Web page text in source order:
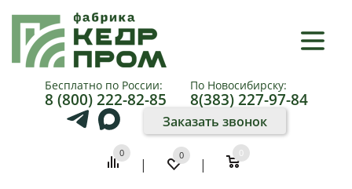
Бесплатно по России:
8 (800) 222-82-85
По Новосибирску:
8(383) 227-97-84
Заказать звонок
0
|
0
|
0
КАТАЛОГ
КОМПАНИИ